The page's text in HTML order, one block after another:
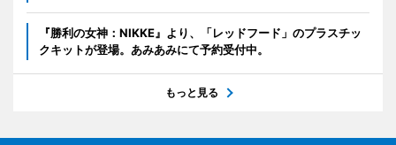
『勝利の女神：NIKKE』より、「レッドフード」のプラスチッ
クキットが登場。あみあみにて予約受付中。
もっと見る